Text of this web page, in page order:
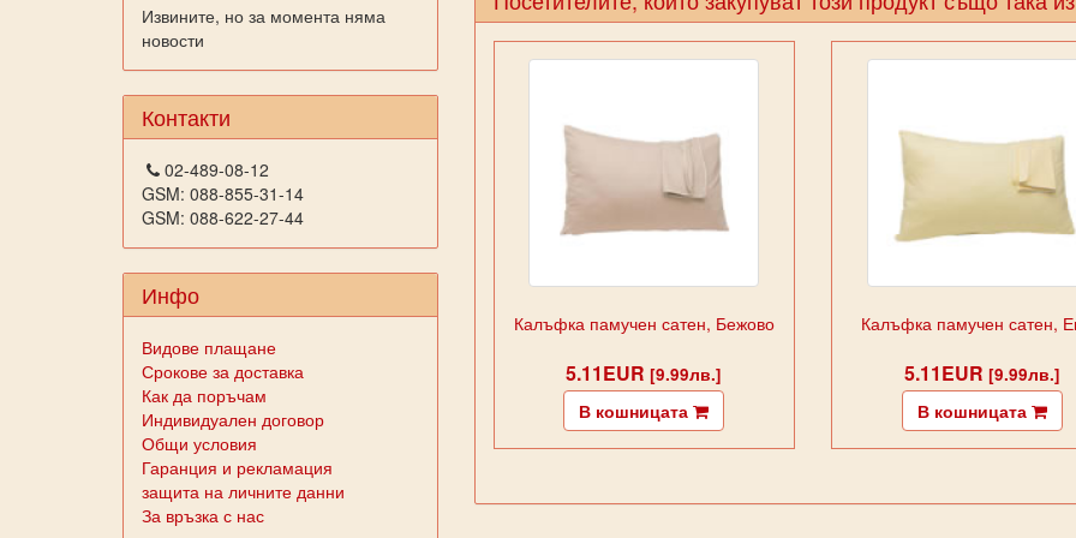
Извините, но за момента няма
новости
Контакти
02-489-08-12
GSM: 088-855-31-14
GSM: 088-622-27-44
Инфо
Видове плащане
Срокове за доставка
Как да поръчам
Индивидуален договор
Общи условия
Гаранция и рекламация
защита на личните данни
За връзка с нас
Калъфка памучен сатен, Бежово
5.11EUR[9.99лв.]
В кошницата
Калъфка памучен сатен,
5.11EUR[9.99лв.]
В кошницата